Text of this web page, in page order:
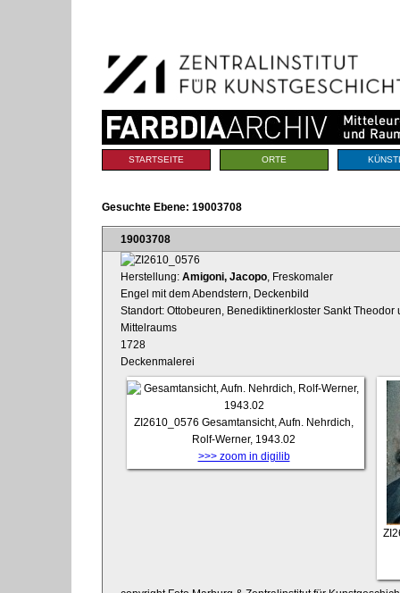
Navigation
Sektionen
STARTSEITE ORTE
Gesuchte Ebene: 19003708
19003708
Herstellung: Amigoni, Jacopo , Freskomaler
Engel mit dem Abendstern, Deckenbild
Standort: Ottobeuren, Benediktinerkloster Sankt
Mittelraums
1728
Deckenmalerei
ZI2610_0576 Gesamtansicht, Aufn. Nehrdich,
Rolf-Werner, 1943.02
>>> zoom in digilib